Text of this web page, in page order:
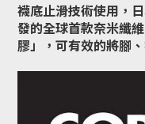
襪底止滑技術使用，
發的全球首款奈米纖
膠」，可有效的將腳